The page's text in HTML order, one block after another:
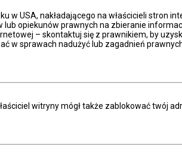
w USA, nakładającego na właścicieli stron
opiekunów prawnych na zbieranie
– skontaktuj się z prawnikiem, by
sprawach nadużyć lub zagadnień
witryny mógł także zablokować twój